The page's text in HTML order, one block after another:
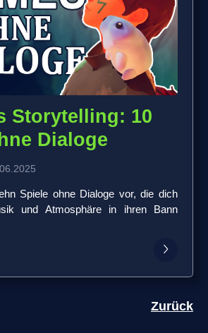
Storytelling: 10
Dialoge
Spiele ohne Dialoge vor, die dich
und Atmosphäre in ihren Bann
Zurück